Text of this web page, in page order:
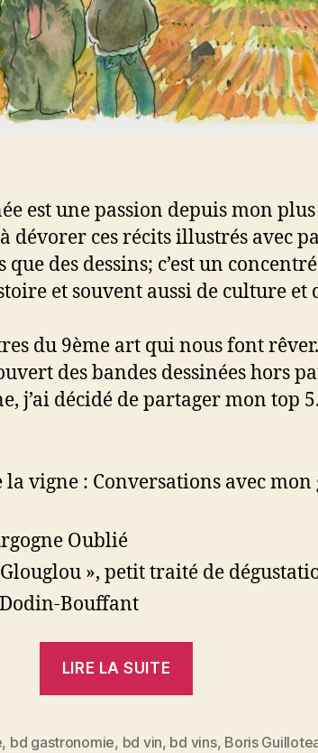
est une passion depuis mon
dévorer ces récits illustrés avec
que des dessins; c’est un concentré
et souvent aussi de culture et
du 9ème art qui nous font rêver.
des bandes dessinées hors
j’ai décidé de partager mon top 5.
la vigne : Conversations avec
Oublié
», petit traité de
Bouffant
LIRE LA SUITE
BDs
, bd gastronomie, bd vin, bd vins, Boris